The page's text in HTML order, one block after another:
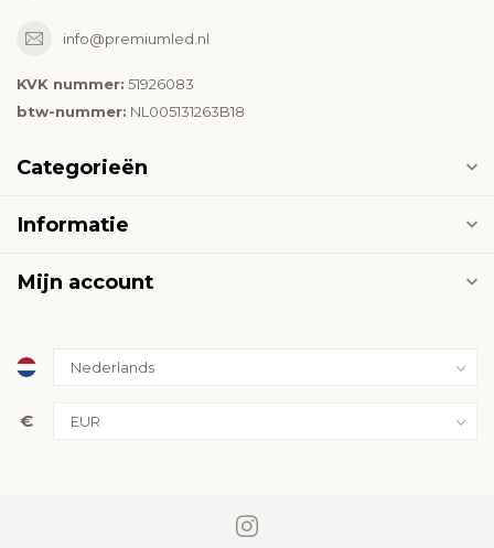
info@premiumled.nl
KVK nummer: 51926083
btw-nummer: NL005131263B18
Categorieën
Informatie
Mijn account
€